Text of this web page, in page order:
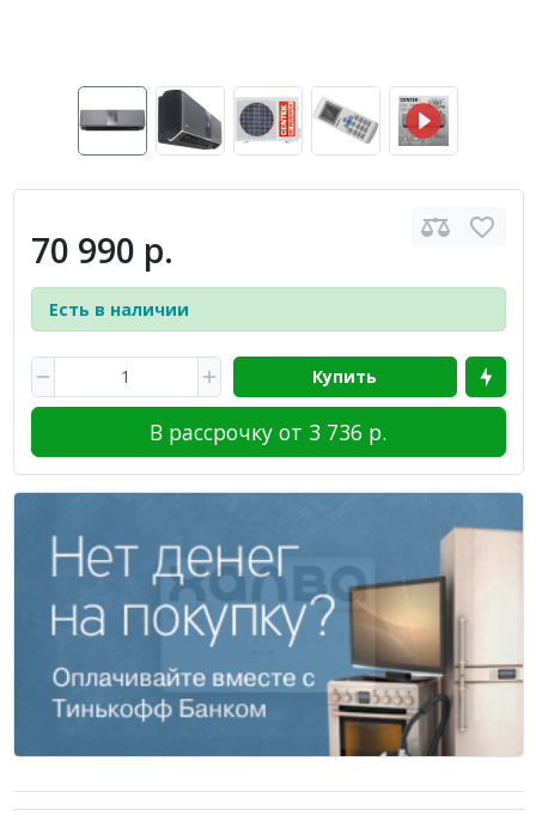
70 990 р.
Есть в наличии
Купить
В рассрочку от 3 736 р.